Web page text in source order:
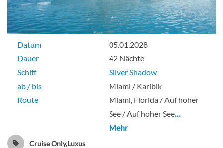
Datum
05.01.2028
Dauer
42 Nächte
Schiff
Silver Shadow
ab / bis
Miami / Karibik
Route
Miami, Florida / Auf hoher
See / Auf hoher See…
Mehr
Cruise Only,Luxus